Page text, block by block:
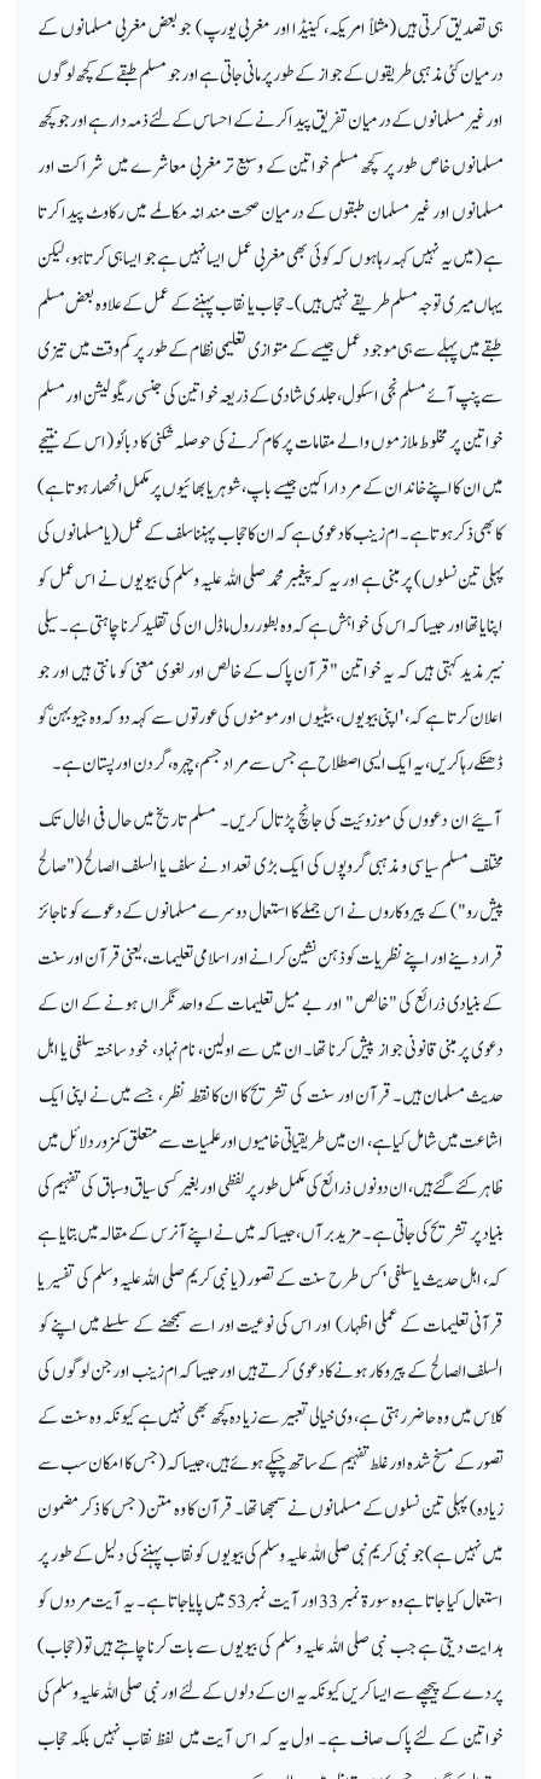
ہی تصدیق کرتی ہیں (مثلاً امریکہ، کینیڈا اور مغربی یورپ) جو بعض مغربی مسلمانوں کے
درمیان کئی مذہبی طریقوں کے جواز کے طور پر مانی جاتی ہے اور جو مسلم طبقے کے کچھ لوگوں
اور غیر مسلمانوں کے درمیان تفریق پیدا کرنے کے احساس کے لئے ذمہ دار ہے اور جو کچھ
مسلمانوں خاص طور پر کچھ مسلم خواتین کے وسیع تر مغربی معاشرے میں شراکت اور
مسلمانوں اور غیر مسلمان طبقوں کے درمیان صحت مندانہ مکالمے میں رکاوٹ پیدا کرتا
ہے (میں یہ نہیں کہہ رہا ہوں کہ کوئی بھی مغربی عمل ایسا نہیں ہے جو ایسا ہی کرتا ہو، لیکن
یہاں میری توجہ مسلم طریقے نہیں ہیں)۔ حجاب یا نقاب پہننے کے عمل کے علاوہ بعض مسلم
طبقے میں پہلے سے ہی موجود عمل جیسے کے متوازی تعلیمی نظام کے طور پر کم وقت میں تیزی
سے پنپ آئے مسلم نجی اسکول، جلدی شادی کے ذریعہ خواتین کی جنسی ریگو لیشن اور مسلم
خواتین پر مخلوط ملازموں والے مقامات پر کام کرنے کی حوصلہ شکنی کا دبائو (اس کے نتیجے
میں ان کا اپنے خاندان کے مرد اراکین جیسے باپ، شوہر یا بھائیوں پر مکمل انحصار ہوتا ہے)
کا بھی ذکر ہوتا ہے۔ ام زینب کا دعوی ہے کہ ان کا حجاب پہننا سلف کے عمل (یا مسلمانوں کی
پہلی تین نسلوں) پر مبنی ہے اور یہ کہ پیغمبر محمد صلی اللہ علیہ وسلم کی بیویوں نے اس عمل کو
اپنایا تھا اور جیسا کہ اس کی خواہش ہے کہ وہ بطور رول ماڈل ان کی تقلید کرنا چاہتی ہے۔ سیلی
نیبر مذید کہتی ہیں کہ یہ خواتین "قرآن پاک کے خالص اور لغوی معنی کو مانتی ہیں اور جو
اعلان کرتا ہے کہ، 'اپنی بیویوں، بیٹیوں اور مومنوں کی عورتوں سے کہہ دو کہ وہ جیوبہنّ کو
ڈھنکے رہا کریں، یہ ایک ایسی اصطلاح ہے جس سے مراد جسم، چہرہ، گردن اور پستان ہے۔
آئیے ان دعووں کی موزوئیت کی جانچ پڑتال کریں۔ مسلم تاریخ میں حال فی الحال تک
مختلف مسلم سیاسی و مذہبی گروپوں کی ایک بڑی تعداد نے سلف یا السلف الصالح ("صالح
پیش رو") کے پیروکاروں نے اس جملے کا استعمال دوسرے مسلمانوں کے دعوے کو ناجائز
قرار دینے اور اپنے نظریات کو ذہن نشین کرانے اور اسلامی تعلیمات، یعنی قرآن اور سنت
کے بنیادی ذرائع کی "خالص" اور بے میل تعلیمات کے واحد نگراں ہونے کے ان کے
دعوی پر مبنی قانونی جواز پیش کرنا تھا۔ان میں سے اولین، نام نہاد، خود ساختہ سلفی یا اہل
حدیث مسلمان ہیں۔ قرآن اور سنت کی تشریح کا ان کا نقطہ نظر ، جسے میں نے اپنی ایک
اشاعت میں شامل کیا ہے، ان میں طریقیاتی خامیوں اور علمیات سے متعلق کمزور دلائل میں
ظاہر کئے گئے ہیں، ان دونوں ذرائع کی مکمل طور پر لفظی اور بغیر کسی سیاق و سباق کی تفہیم کی
بنیاد پر تشریح کی جاتی ہے۔ مزید برآں، جیسا کہ میں نے اپنے آنرس کے مقالہ میں بتایا ہے
کہ، اہل حدیث یا سلفی ' کس طرح سنت کے تصور (یا نبی کریم صلی اللہ علیہ وسلم کی تفسیر یا
قرآنی تعلیمات کے عملی اظہار) اور اس کی نوعیت اور اسے سمجھنے کے سلسلے میں اپنے کو
السلف الصالح کے پیروکار ہونے کا دعوی کرتے ہیں اور جیسا کہ ام زینب اور جن لوگوں کی
کلاس میں وہ حاضر رہتی ہے، وی خیالی تعبیر سے زیا دہ کچھ بھی نہیں ہے کیونکہ وہ سنت کے
تصور کے مسخ شدہ اور غلط تفہیم کے ساتھ چپکے ہوئے ہیں، جیسا کہ ( جس کا امکان سب سے
زیادہ) پہلی تین نسلوں کے مسلمانوں نے سمجھا تھا۔ قرآن کا وہ متن ( جس کا ذکر مضمون
میں نہیں ہے) جو نبی کریم نبی صلی اللہ علیہ وسلم کی بیویوں کو نقاب پہننے کی دلیل کے طور پر
استعمال کیا جاتا ہے وہ سورۃ نمبر 33 اور آیت نمبر 53 میں پایا جاتا ہے۔ یہ آیت مردوں کو
ہدایت دیتی ہے جب نبی صلی اللہ علیہ وسلم کی بیویوں سے بات کرنا چاہتے ہیں تو (حجاب)
پردے کے پیچھے سے ایسا کریں کیونکہ یہ ان کے دلوں کے لئےاور نبی صلی اللہ علیہ وسلم کی
خواتین کے لئے پاک صاف ہے۔ اول یہ کہ اس آیت میں لفظ نقاب نہیں بلکہ حجاب